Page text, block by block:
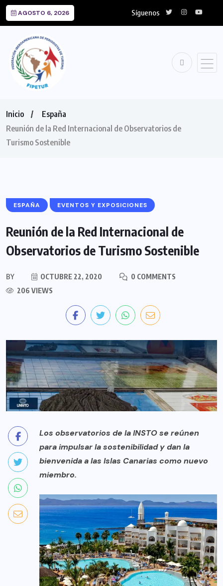
AGOSTO 6, 2026 Síguenos
Inicio
España
Reunión de la Red Internacional de Observatorios de
Turismo Sostenible
ESPAÑA EVENTOS Y EXPOSICIONES
Reunión de la Red Internacional de
Observatorios de Turismo Sostenible
BY OCTUBRE 22, 2020
0 COMMENTS
206 VIEWS
Los observatorios de la INSTO se reúnen
para impulsar la sostenibilidad y dan la
bienvenida a las Islas Canarias como nuevo
miembro.